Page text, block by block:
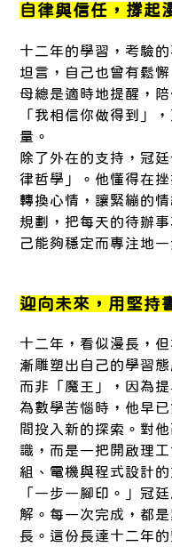
自律與信任，撐起
十二年的學習，考驗
坦言，自己也曾有鬆
母總是適時地提醒，
「我相信你做得到」
量。
除了外在的支持，冠
律哲學」。他懂得在
轉換心情，讓緊繃的
規劃，把每天的待辦
己能夠穩定而專注地一
迎向未來，用堅持
十二年，看似漫長，
漸雕塑出自己的學習
而非「魔王」，因為
為數學苦惱時，他早
間投入新的探索。對
識，而是一把開啟理
組、電機與程式設計的
「一步一腳印。」冠
解。每一次完成，都
長。這份長達十二年